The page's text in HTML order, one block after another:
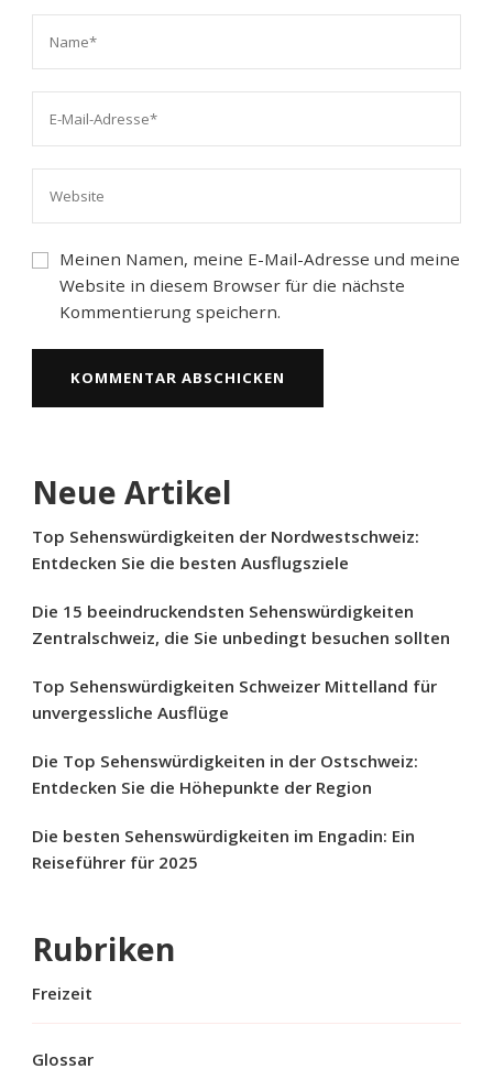
Meinen Namen, meine E-Mail-Adresse und meine
Website in diesem Browser für die nächste
Kommentierung speichern.
Neue Artikel
Top Sehenswürdigkeiten der Nordwestschweiz:
Entdecken Sie die besten Ausflugsziele
Die 15 beeindruckendsten Sehenswürdigkeiten
Zentralschweiz, die Sie unbedingt besuchen sollten
Top Sehenswürdigkeiten Schweizer Mittelland für
unvergessliche Ausflüge
Die Top Sehenswürdigkeiten in der Ostschweiz:
Entdecken Sie die Höhepunkte der Region
Die besten Sehenswürdigkeiten im Engadin: Ein
Reiseführer für 2025
Rubriken
Freizeit
Glossar